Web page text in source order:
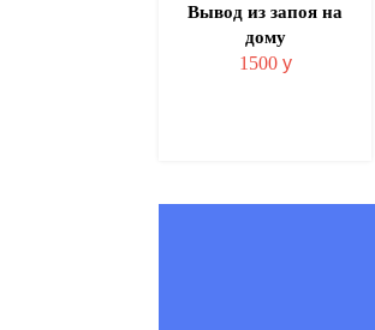
Вывод из запоя на
дому
1500 у